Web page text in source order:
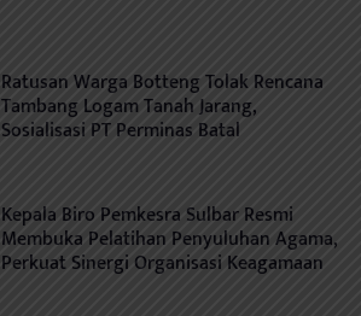
Ratusan Warga Botteng Tolak Rencana
Tambang Logam Tanah Jarang,
Sosialisasi PT Perminas Batal
Kepala Biro Pemkesra Sulbar Resmi
Membuka Pelatihan Penyuluhan Agama,
Perkuat Sinergi Organisasi Keagamaan